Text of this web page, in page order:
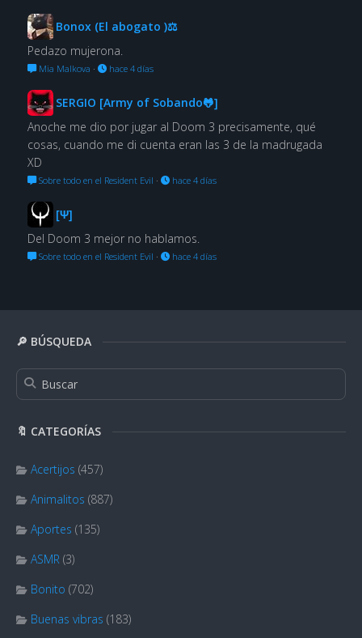
🔎 BÚSQUEDA
🔖 CATEGORÍAS
Acertijos (457)
Animalitos (887)
Aportes (135)
ASMR (3)
Bonito (702)
Buenas vibras (183)
Bonox (El abogato )⚖
Pedazo mujerona.
Mia Malkova · hace 4 días
SERGIO [Army of Sobando🐸]
Anoche me dio por jugar al Doom 3 precisamente, qué
cosas, cuando me di cuenta eran las 3 de la madrugada
XD
Sobre todo en el Resident Evil · hace 4 días
[Ψ]
Del Doom 3 mejor no hablamos.
Sobre todo en el Resident Evil · hace 4 días